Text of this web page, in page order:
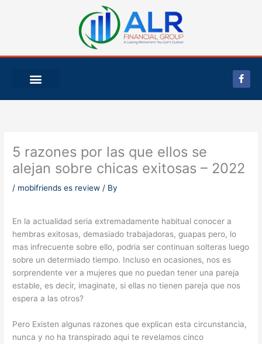
F
a
c
e
5 razones por las que ellos se
alejan sobre chicas exitosas – 2022
/ mobifriends es review / By
En la actualidad seri­a extremadamente habitual conocer a
hembras exitosas, demasiado trabajadoras, guapas pero, lo
mas infrecuente sobre ello, podri­a ser continuan solteras luego
sobre un determiado tiempo. Incluso en ocasiones, nos es
sorprendente ver a mujeres que no puedan tener una pareja
estable, es decir, imaginate, si ellas no tienen pareja que nos
espera a las otros?
Pero Existen algunas razones que explican esta circunstancia,
nunca y no ha transpirado aqui te revelamos cinco